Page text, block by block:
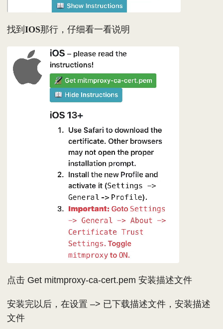
找到 IOS那行，仔细看一看说明
点击 Get mitmproxy-ca-cert.pem 安装描述文件
安装完以后，在设置 –> 已下载描述文件，安装描述
文件